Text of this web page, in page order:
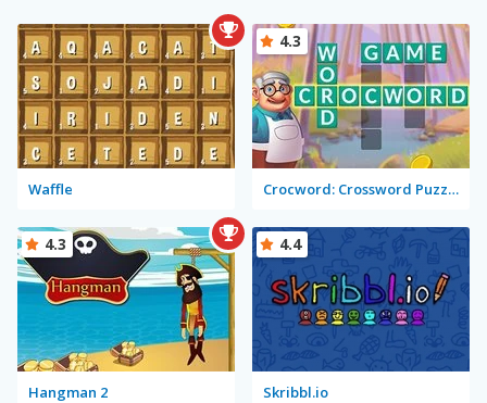
Waffle Crocword: Crossword Puzzle Game
4.3
Hangman 2
4.3
Skribbl.io
4.4